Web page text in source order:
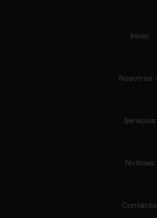
Inicio
Nosotros
Servicios
Noticias
Contacto